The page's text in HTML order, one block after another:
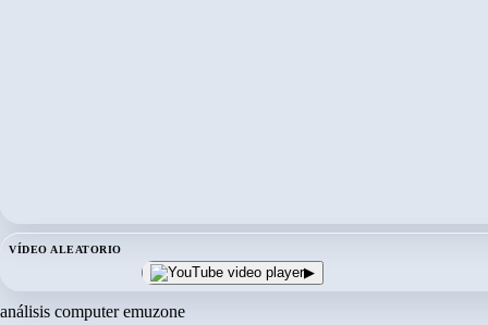
VÍDEO ALEATORIO
▶
análisis computer emuzone